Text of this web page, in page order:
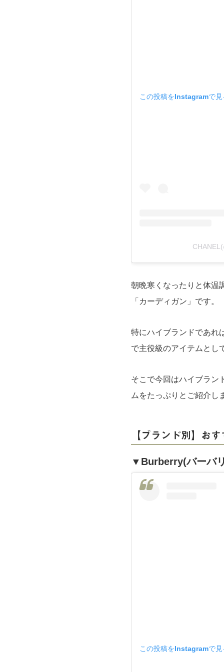
この投稿をInstagramで見
朝晩寒くなったりと体温
「カーディガン」です。
特にハイブランドであれ
で主役級のアイテムとし
そこで今回はハイブラン
ムをたっぷりとご紹介し
【ブランド別】お
▼Burberry(バーバ
この投稿をInstagramで見